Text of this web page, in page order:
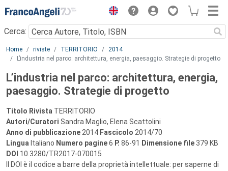
Menu
Cerca:
Main content
Home riviste TERRITORIO
2014
L’industria nel parco: architettura, energia, paesaggio. Strategie di progetto
L’industria nel parco: architettura, energia,
paesaggio. Strategie di progetto
Titolo Rivista TERRITORIO
Autori/Curatori Sandra Maglio, Elena Scattolini
Anno di pubblicazione 2014 Fascicolo 2014/70
Lingua Italiano Numero pagine6 P. 86-91 Dimensione file 379 KB
DOI 10.3280/TR2017-070015
Il DOI è il codice a barre della proprietà intellettuale: per saperne di